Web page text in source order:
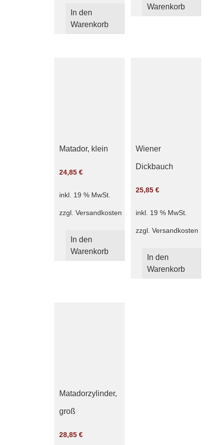
In den
Warenkorb
Warenkorb
Matador, klein
24,85 €
inkl. 19 % MwSt.
zzgl. Versandkosten
In den
Warenkorb
Wiener
Dickbauch
25,85 €
inkl. 19 % MwSt.
zzgl. Versandkosten
In den
Warenkorb
Matadorzylinder,
groß
28,85 €